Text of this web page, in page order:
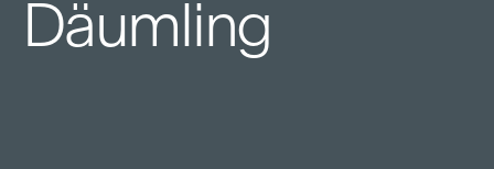
Däumling